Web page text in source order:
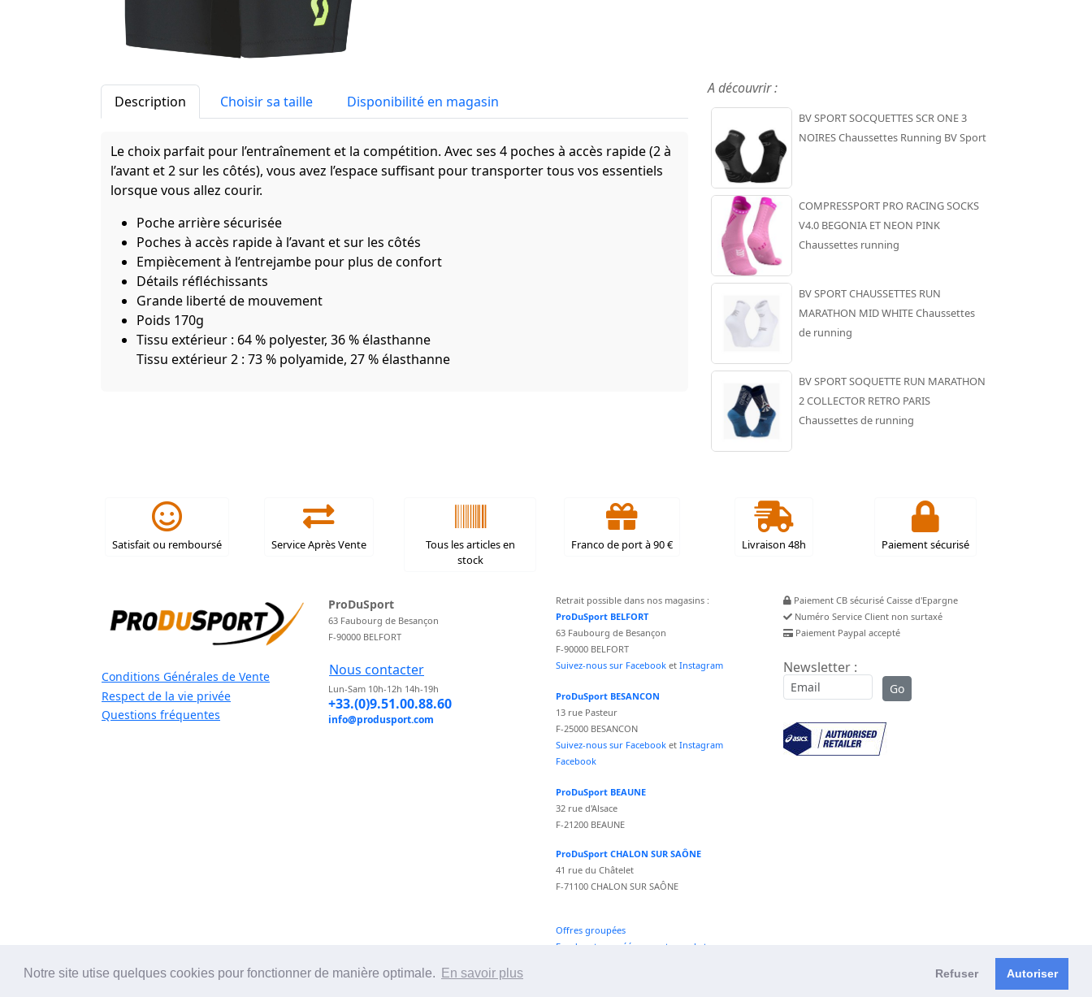
Notre site utise quelques cookies pour fonctionner de manière optimale. En savoir plus Refuser Autoriser
Description Choisir sa taille Disponibilité en magasin
Le choix parfait pour l’entraînement et la compétition. Avec ses 4 poches à accès rapide (2 à
l’avant et 2 sur les côtés), vous avez l’espace suffisant pour transporter tous vos essentiels
lorsque vous allez courir.
Poche arrière sécurisée
Poches à accès rapide à l’avant et sur les côtés
Empiècement à l’entrejambe pour plus de confort
Détails réfléchissants
Grande liberté de mouvement
Poids 170g
Tissu extérieur : 64 % polyester, 36 % élasthanne
Tissu extérieur 2 : 73 % polyamide, 27 % élasthanne
A découvrir :
BV SPORT SOCQUETTES SCR ONE 3
NOIRES Chaussettes Running BV Sport
COMPRESSPORT PRO RACING SOCKS
V4.0 BEGONIA ET NEON PINK
Chaussettes running
BV SPORT CHAUSSETTES RUN
MARATHON MID WHITE Chaussettes
de running
BV SPORT SOQUETTE RUN MARATHON
2 COLLECTOR RETRO PARIS
Chaussettes de running
Satisfait ou remboursé Service Après Vente
Tous les articles en
stock
Franco de port à 90 € Livraison 48h Paiement sécurisé
Conditions Générales de Vente
Respect de la vie privée
Questions fréquentes
ProDuSport
63 Faubourg de Besançon
F-90000 BELFORT
Nous contacter
Lun-Sam 10h-12h 14h-19h
+33.(0)9.51.00.88.60
info@produsport.com
Retrait possible dans nos magasins :
ProDuSport BELFORT
63 Faubourg de Besançon
F-90000 BELFORT
Suivez-nous sur Facebook et Instagram
ProDuSport BESANCON
13 rue Pasteur
F-25000 BESANCON
Suivez-nous sur Facebook et Instagram
Facebook
ProDuSport BEAUNE
32 rue d'Alsace
F-21200 BEAUNE
ProDuSport CHALON SUR SAÔNE
41 rue du Châtelet
F-71100 CHALON SUR SAÔNE
Offres groupées
Fond vecteur créé par vectorpocket -
Paiement CB sécurisé Caisse d'Epargne
Numéro Service Client non surtaxé
Paiement Paypal accepté
Newsletter :